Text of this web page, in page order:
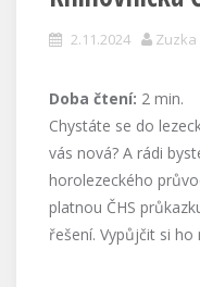
2.11.2024 Zuzka
Doba čtení: 2 min.
Chystáte se do
vás nová? A rádi
horolezeckého
platnou ČHS
řešení. Vypůjčit si ho